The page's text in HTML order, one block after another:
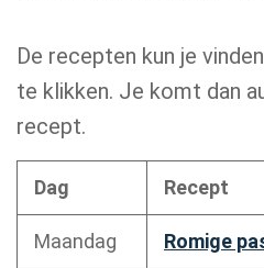
De recepten kun je
te klikken. Je komt dan
recept.
Dag Recept
Maandag Romige